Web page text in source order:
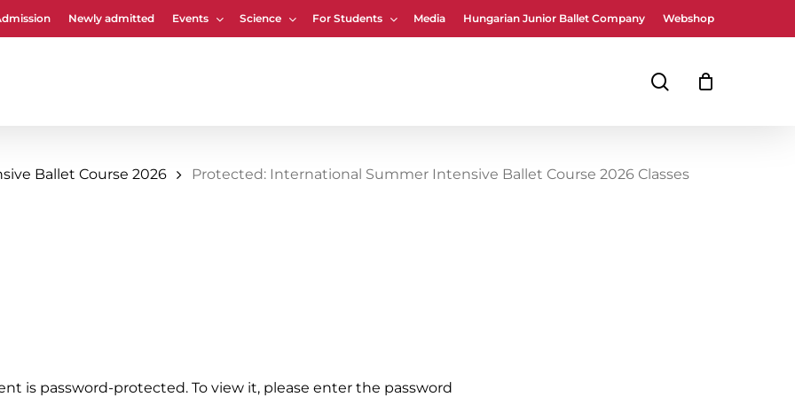
Newly admitted Events Science For Students Media Hungarian Junior Ballet Company Webshop
search
Cart Close
Ballet Course 2026
Protected: International Summer Intensive Ballet Course 2026 Classes
is password-protected. To view it, please enter the password